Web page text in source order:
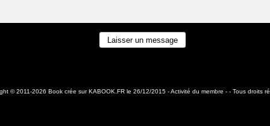
© 2011-2026 Book crée surKABOOK.FR le 26/12/2015 -Activité du membre - - Tous droits